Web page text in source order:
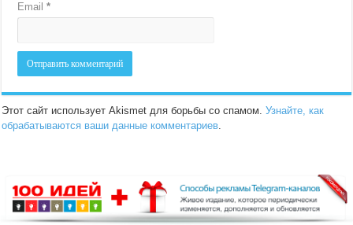
Email*
Этот сайт использует Akismet для борьбы со спамом.Узнайте, как
обрабатываются ваши данные комментариев.